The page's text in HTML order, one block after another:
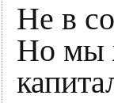
Не в
Но мы